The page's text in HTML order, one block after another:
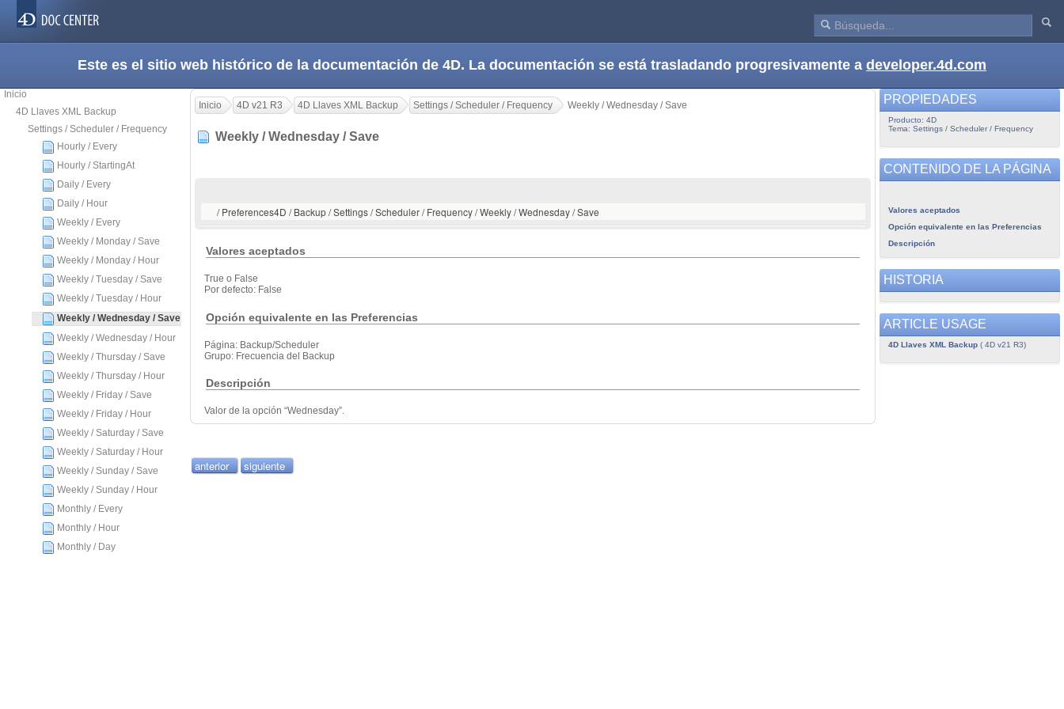
Este es el sitio web histórico de la documentación de 4D. La documentación se está trasladando progresivamente a developer.4d.com
Inicio
4D Llaves XML Backup
Settings / Scheduler / Frequency
Hourly / Every
Hourly / StartingAt
Daily / Every
Daily / Hour
Weekly / Every
Weekly / Monday / Save
Weekly / Monday / Hour
Weekly / Tuesday / Save
Weekly / Tuesday / Hour
Weekly / Wednesday / Save
Weekly / Wednesday / Hour
Weekly / Thursday / Save
Weekly / Thursday / Hour
Weekly / Friday / Save
Weekly / Friday / Hour
Weekly / Saturday / Save
Weekly / Saturday / Hour
Weekly / Sunday / Save
Weekly / Sunday / Hour
Monthly / Every
Monthly / Hour
Monthly / Day
Inicio 4D v21 R3 4D Llaves XML Backup Settings / Scheduler / Frequency Weekly / Wednesday / Save
Weekly / Wednesday / Save
/ Preferences4D / Backup / Settings / Scheduler / Frequency / Weekly / Wednesday / Save
Valores aceptados
True o False
Por defecto: False
Opción equivalente en las Preferencias
Página: Backup/Scheduler
Grupo: Frecuencia del Backup
Descripción
Valor de la opción “Wednesday”.
anterior siguiente
PROPIEDADES
Producto: 4D
Tema: Settings / Scheduler / Frequency
CONTENIDO DE LA PÁGINA
Valores aceptados
Opción equivalente en las Preferencias
Descripción
HISTORIA
ARTICLE USAGE
4D Llaves XML Backup( 4D v21 R3)